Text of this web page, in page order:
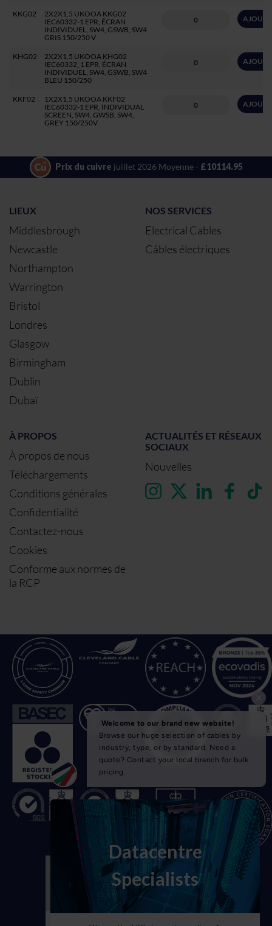
KKG02
2X2X1,5 UKOOA KKG02
IEC60332-1 EPR, ÉCRAN
INDIVIDUEL, SW4, GSWB, SW4
GRIS 150/250 V
KHG02
2X2X1,5 UKOOA KHG02
IEC60332_1 EPR, ÉCRAN
INDIVIDUEL, SW4, GSWB, SW4
BLEU 150/250
KKF02
1X2X1,5 UKOOA KKF02
IEC60332-1 EPR, INDIVIDUAL
SCREEN, SW4, GWSB, SW4,
GREY 150/250V
Prix du cuivre juillet 2026 Moyenne - £10114.95
LIEUX
Middlesbrough
Newcastle
Northampton
Warrington
Bristol
Londres
Glasgow
Birmingham
Dublin
Dubaï
NOS SERVICES
Electrical Cables
Câbles électriques
À PROPOS
À propos de nous
Téléchargements
Conditions générales
Confidentialité
Contactez-nous
Cookies
Conforme aux normes de
la RCP
ACTUALITÉS ET RÉSEAUX
SOCIAUX
Nouvelles